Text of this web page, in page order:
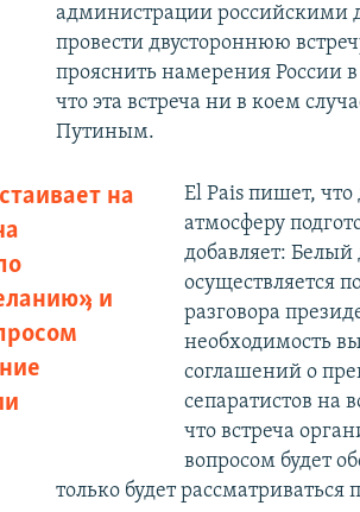
администрации российскими
провести двустороннюю
прояснить намерения России
что эта встреча ни в коем
Путиным.
на
и
El Pais пишет,
атмосферу
добавляет: Белый
осуществляется
разговора
необходимость
соглашений о
сепаратистов на
что встреча
вопросом будет
только будет